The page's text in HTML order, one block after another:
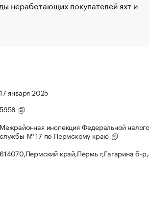
неработающих покупателей яхт и
17 января 2025
5958
Межрайонная инспекция Федеральной
службы № 17 по Пермскому краю
614070,Пермский край,Пермь г,Гагарина б-